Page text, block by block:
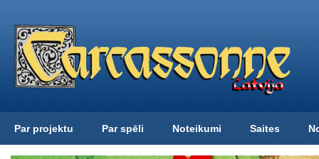
Par projektu Par spēli Noteikumi Saites